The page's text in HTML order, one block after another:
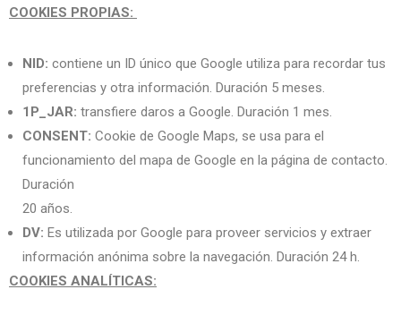
COOKIES PROPIAS:
NID: contiene un ID único que Google utiliza para recordar tus
preferencias y otra información. Duración 5 meses.
1P_JAR: transfiere daros a Google. Duración 1 mes.
CONSENT: Cookie de Google Maps, se usa para el
funcionamiento del mapa de Google en la página de contacto.
Duración
20 años.
DV: Es utilizada por Google para proveer servicios y extraer
información anónima sobre la navegación. Duración 24 h.
COOKIES ANALÍTICAS: